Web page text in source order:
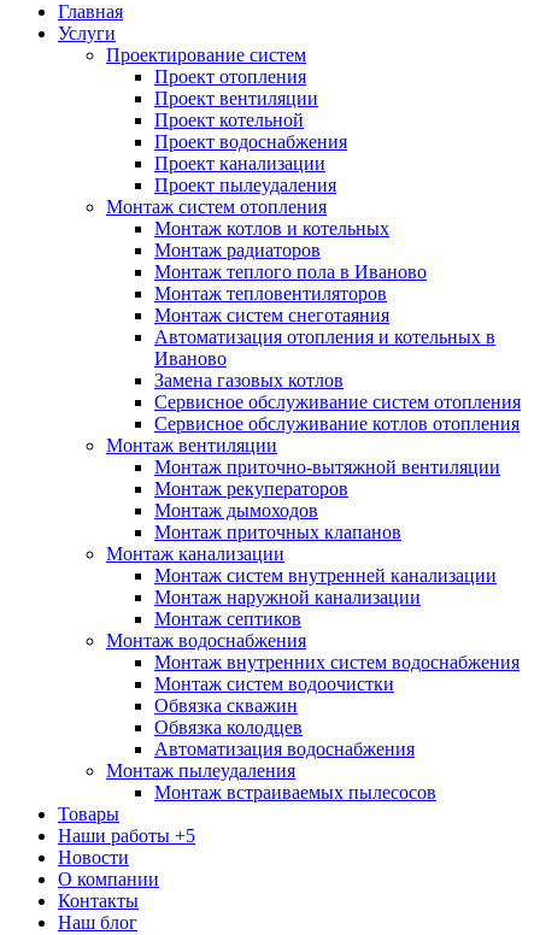
Главная
Услуги
Проектирование систем
Проект отопления
Проект вентиляции
Проект котельной
Проект водоснабжения
Проект канализации
Проект пылеудаления
Монтаж систем отопления
Монтаж котлов и котельных
Монтаж радиаторов
Монтаж теплого пола в Иваново
Монтаж тепловентиляторов
Монтаж систем снеготаяния
Автоматизация отопления и котельных в
Иваново
Замена газовых котлов
Сервисное обслуживание систем отопления
Сервисное обслуживание котлов отопления
Монтаж вентиляции
Монтаж приточно-вытяжной вентиляции
Монтаж рекуператоров
Монтаж дымоходов
Монтаж приточных клапанов
Монтаж канализации
Монтаж систем внутренней канализации
Монтаж наружной канализации
Монтаж септиков
Монтаж водоснабжения
Монтаж внутренних систем водоснабжения
Монтаж систем водоочистки
Обвязка скважин
Обвязка колодцев
Автоматизация водоснабжения
Монтаж пылеудаления
Монтаж встраиваемых пылесосов
Товары
Наши работы +5
Новости
О компании
Контакты
Наш блог